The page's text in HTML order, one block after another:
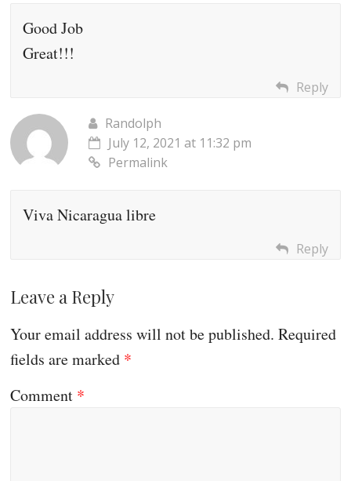
Good Job
Great!!!
Reply
Randolph
July 12, 2021 at 11:32 pm
Permalink
Viva Nicaragua libre
Reply
Leave a Reply
Your email address will not be published. Required
fields are marked *
Comment *